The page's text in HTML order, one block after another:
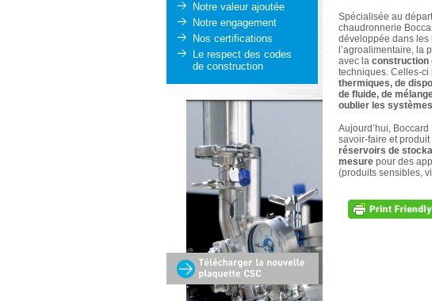
Notre valeur ajoutée
Notre engagement
Nos certifications
Le respect des codes
de construction
Spécialisée au
chaudronnerie
développée dans les
l’agroalimentaire, la
avec la construction
techniques. Celles-ci
thermiques, de
de fluide, de
oublier les
Aujourd’hui,
savoir-faire et
réservoirs de
mesurepour des
(produits sensibles,